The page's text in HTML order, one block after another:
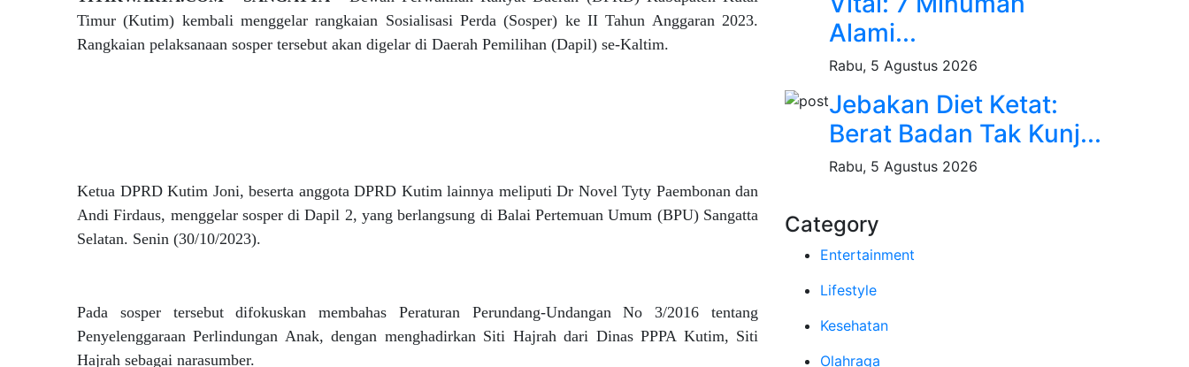
Timur (Kutim) kembali menggelar rangkaian Sosialisasi Perda (Sosper) ke II Tahun Anggaran 2023.
Rangkaian pelaksanaan sosper tersebut akan digelar di Daerah Pemilihan (Dapil) se-Kaltim.
Ketua DPRD Kutim Joni, beserta anggota DPRD Kutim lainnya meliputi Dr Novel Tyty Paembonan dan
Andi Firdaus, menggelar sosper di Dapil 2, yang berlangsung di Balai Pertemuan Umum (BPU) Sangatta
Selatan. Senin (30/10/2023).
Pada sosper tersebut difokuskan membahas Peraturan Perundang-Undangan No 3/2016 tentang
Penyelenggaraan Perlindungan Anak, dengan menghadirkan Siti Hajrah dari Dinas PPPA Kutim, Siti
Hajrah sebagai narasumber.
Alami...
Rabu, 5 Agustus 2026
Jebakan Diet Ketat:
Berat Badan Tak Kunj...
Rabu, 5 Agustus 2026
Category
Entertainment
Lifestyle
Kesehatan
Olahraga